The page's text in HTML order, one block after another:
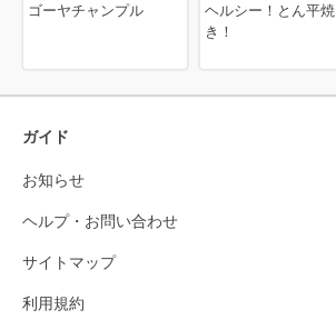
ゴーヤチャンプル
ヘルシー！とん平焼
き！
ガイド
お知らせ
ヘルプ・お問い合わせ
サイトマップ
利用規約